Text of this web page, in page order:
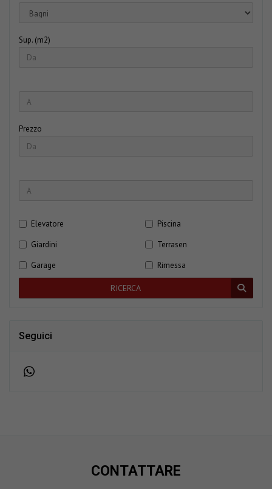
Sup. (m2)
Prezzo
Elevatore
Piscina
Giardini
Terrasen
Garage
Rimessa
RICERCA
Seguici
CONTATTARE